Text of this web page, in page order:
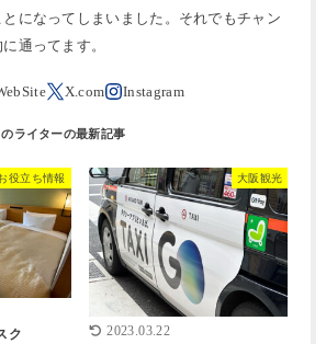
になってしまいました。それでもチャン
通ってます。
役立ち情報
ク
大阪観光
2023.03.22